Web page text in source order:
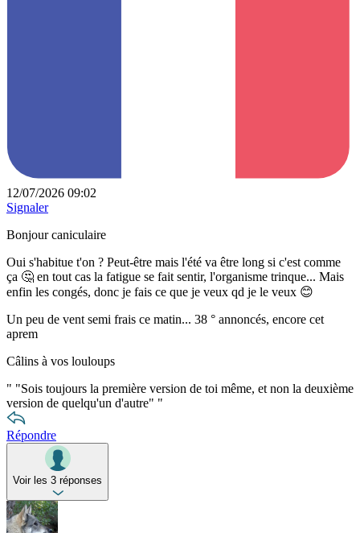
12/07/2026 09:02
Signaler
Bonjour caniculaire
Oui s'habitue t'on ? Peut-être mais l'été va être long si c'est comme
ça 🤔 en tout cas la fatigue se fait sentir, l'organisme trinque... Mais
enfin les congés, donc je fais ce que je veux qd je le veux 😊
Un peu de vent semi frais ce matin... 38 ° annoncés, encore cet
aprem
Câlins à vos louloups
" "Sois toujours la première version de toi même, et non la deuxième
version de quelqu'un d'autre" "
Répondre
Voir les 3 réponses